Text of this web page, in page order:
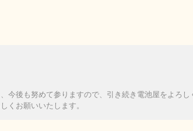
後も努めて参りますので、引き続き電池屋をよろし
くお願いいたします。